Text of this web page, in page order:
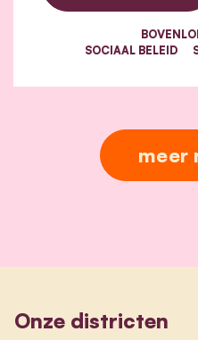
SOCIAAL BELEID
meer
Onze districten